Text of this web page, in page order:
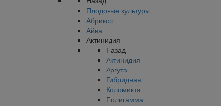
Плодовые культуры
Абрикос
Айва
Актинидия
Назад
Актинидия
Аргута
Гибридная
Коломикта
Полигамма